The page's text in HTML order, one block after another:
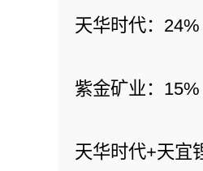
天华时代：
紫金矿业：15%
天华时代+天宜